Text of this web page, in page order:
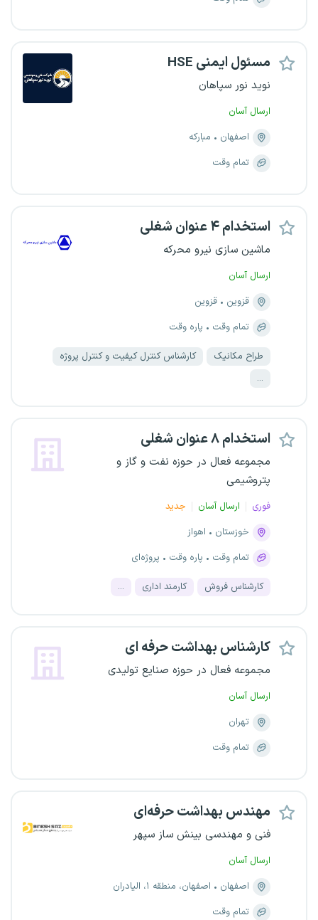
مسئول ایمنی HSE
نوید نور سپاهان
ارسال آسان
اصفهان
مبارکه
تمام وقت
استخدام ۴ عنوان شغلی
ماشین سازی نیرو محرکه
ارسال آسان
قزوین
قزوین
تمام وقت
پاره وقت
طراح مکانیک
کارشناس کنترل کیفیت و کنترل پروژه
...
استخدام ۸ عنوان شغلی
مجموعه فعال در حوزه نفت و گاز و
پتروشیمی
فوری ارسال آسان
جدید
خوزستان
اهواز
تمام وقت
پاره وقت پروژه‌ای
کارشناس فروش کارمند اداری ...
کارشناس بهداشت حرفه ای
مجموعه فعال در حوزه صنایع تولیدی
ارسال آسان
تهران
تمام وقت
مهندس بهداشت حرفه‌ای
فنی و مهندسی بینش ساز سپهر
ارسال آسان
اصفهان
اصفهان، منطقه ۱، الیادران
تمام وقت